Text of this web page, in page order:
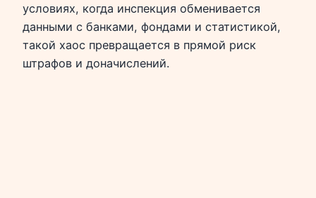
условиях, когда инспекция обменивается
данными с банками, фондами и статистикой,
такой хаос превращается в прямой риск
штрафов и доначислений.